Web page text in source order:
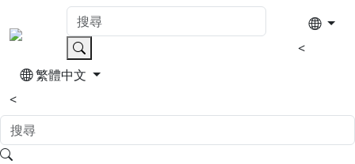
<
繁體中文
<